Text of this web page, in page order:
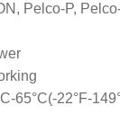
Pelco-P,
65°C(-22°F-